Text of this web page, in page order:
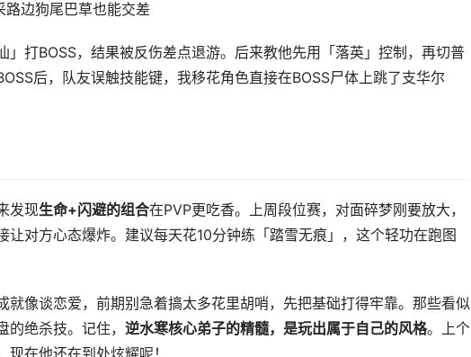
边狗尾巴草也能交差
」打BOSS，结果被反伤差点退游。后来教他先用「落英」控制，再切普
后，队友误触技能键，我移花角色直接在BOSS尸体上跳了支华尔
发现生命+闪避的组合在PVP更吃香。上周段位赛，对面碎梦刚要放大，
让对方心态爆炸。建议每天花10分钟练「踏雪无痕」，这个轻功在跑图
就像谈恋爱，前期别急着搞太多花里胡哨，先把基础打得牢靠。那些看似
绝杀技。记住， 逆水寒核心弟子的精髓，是玩出属于自己的风格。上个